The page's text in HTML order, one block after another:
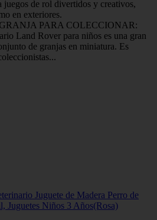
juegos de rol divertidos y creativos,
en exteriores.
PARA COLECCIONAR:
Land Rover para niños es una gran
de granjas en miniatura. Es
Juguete de Madera Perro de
Juguetes Niños 3 Años(Rosa)